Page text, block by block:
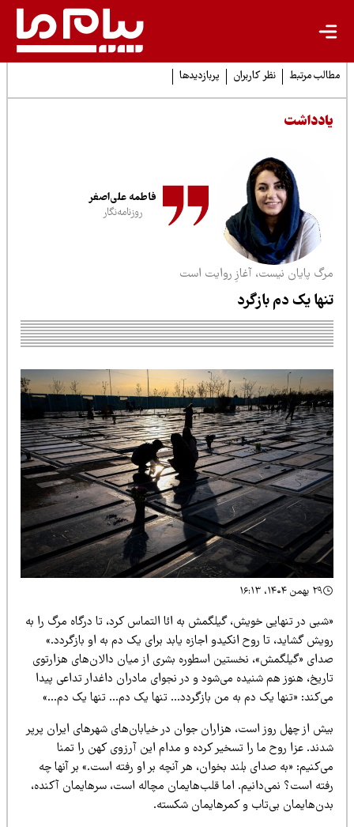
مرتبط نظر کاربران پربازدیدها
فاطمه علی‌اصغر
روزنامه‌نگار
پایان نیست، آغازِ روایت است
یک دم بازگرد
در تنهایی خویش، گیلگمش به ائا التماس کرد، تا درگاه مرگ را به
گشاید، تا روح انکیدو اجازه یابد برای یک دم به او بازگردد.»
«گیلگمش»، نخستین اسطورهبشری از میان دالان‌های هزارتوی
هنوز هم شنیده می‌شود و در نجوای مادران داغدار تداعی پیدا
«تنها یک دم به من بازگردد… تنها یک دم… تنها یک دم…»
از چهل روز است، هزاران جوان در خیابان‌های شهرهای ایران پرپر
عزا روح ما را تسخیر کرده و مدام این آرزوی کهن را تمنا
«به صدای بلند بخوان، هر آنچه بر او رفته است.» بر آنها چه
است؟ نمی‌دانیم. اما قلب‌هایمان مچاله است، سرهایمان آکنده،
بی‌تاب و کمرهایمان شکسته.